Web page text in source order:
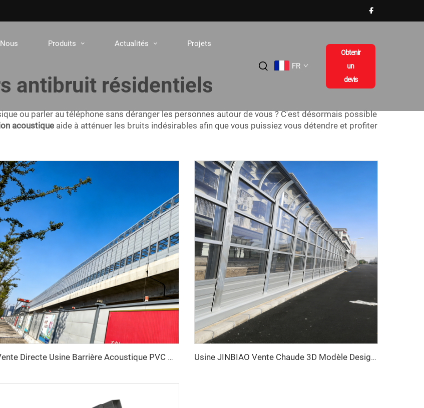
Produits Actualités Projets
FR
Obtenir
un
devis
antibruit résidentiels
ou parler au téléphone sans déranger les personnes autour de vous ? C'est désormais possible
acoustique aide à atténuer les bruits indésirables afin que vous puissiez vous détendre et profiter
Vente Directe Usine Barrière Acoustique PVC Mur de Séparation Anti-Bruit pour Autoroute Feuille d'Acrylique Barrière Acoustique pour Autoroute aux Émirats Arabes Unis Usine JINBIAO Vente Chaude 3D Modèle Design PVC Panneau Anti-Bruit Acoustique pour Autoroutes Fabriqué en Chine Garantie 5 Ans